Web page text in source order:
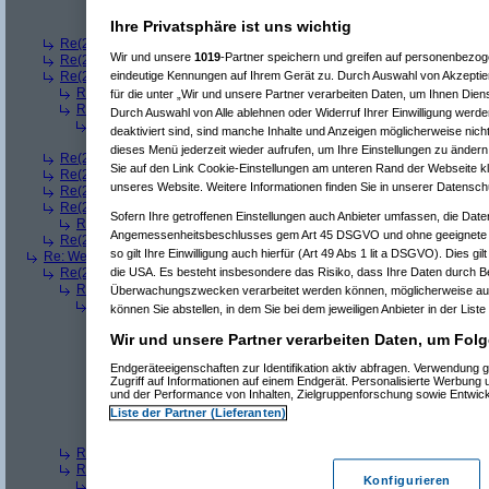
Re(8): Welches ETWAS hab ihr bekommen..
Re(2): Welches ETWAS hab ihr bekommen..
Re(2): Welches ETWAS hab ihr bekommen.. (Roliam 23.12.2008,
Re(2): Welches ETWAS hab ihr bekommen..( bart99am 23.12.2008,
Re(3): Welches ETWAS hab ihr bekommen..(playazam 23.12.2008,
Re(3): Welches ETWAS hab ihr bekommen..(monster23am
Re(4): Welches ETWAS hab ihr bekommen..(bart99am
Re(5): Welches ETWAS hab ihr bekommen..
monster23
am
Re(2): Welches ETWAS hab ihr bekommen..(femaleam 23.12.2008,
Re(2): Welches ETWAS hab ihr bekommen..(User6465am
Re(2): Welches ETWAS hab ihr bekommen.. (playazam 23.12.2008,
Re(2): Welches ETWAS hab ihr bekommen..
Re(3): Welches ETWAS hab ihr bekommen..(monster23am
Re(2): Welches ETWAS hab ihr bekommen..( User284am 23.12.2008,
Re: Welches ETWAS hab ihr bekommen..(Diallam 23.12.2008, 09:01:20)
Re(2): Welches ETWAS hab ihr bekommen..(ddrobescham
Re(3): Welches ETWAS hab ihr bekommen..(q.e.d.am 23.12.2008,
Re(4): Welches ETWAS hab ihr bekommen..(Games2Gameam
Re(6): Welches ETWAS hab ihr bekommen..(q.e.d.am
Re(6): Welches ETWAS hab ihr bekommen..(Games2Game
Re(7): Welches ETWAS hab ihr bekommen..(q.e.d.am
Re(8): Welches ETWAS hab ihr bekommen..
Re(9): Welches ETWAS hab ihr bekommen..
Re(3): Welches ETWAS hab ihr bekommen..
Re(3): Welches ETWAS hab ihr bekommen..
(Games2Game
Ihre Privatsphäre ist uns wichtig
Wir und unsere 1019-Partner speichern und greifen auf
eindeutige Kennungen auf Ihrem Gerät zu. Durch Auswahl von
für die unter „Wir und unsere Partner verarbeiten Daten, um Ihnen
Durch Auswahl von Alle ablehnen oder Widerruf Ihrer Einwilligung
deaktiviert sind, sind manche Inhalte und Anzeigen möglicherweise
dieses Menü jederzeit wieder aufrufen, um Ihre Einstellungen zu
Sie auf den Link Cookie-Einstellungen am unteren Rand der Webseite
unseres Website. Weitere Informationen finden Sie in unserer
Sofern Ihre getroffenen Einstellungen auch Anbieter umfassen, die
Angemessenheitsbeschlusses gem Art 45 DSGVO und ohne
so gilt Ihre Einwilligung auch hierfür (Art 49 Abs 1 lit a DSGVO). Dies
die USA. Es besteht insbesondere das Risiko, dass Ihre Daten durch
Überwachungszwecken verarbeitet werden können, möglicherweise
können Sie abstellen, in dem Sie bei dem jeweiligen Anbieter in der
Wir und unsere Partner verarbeiten Daten, um
Endgeräteeigenschaften zur Identifikation aktiv abfragen. Verwendung
Zugriff auf Informationen auf einem Endgerät. Personalisierte Werbung
und der Performance von Inhalten, Zielgruppenforschung sowie
Liste der Partner (Lieferanten)
Konfigurieren